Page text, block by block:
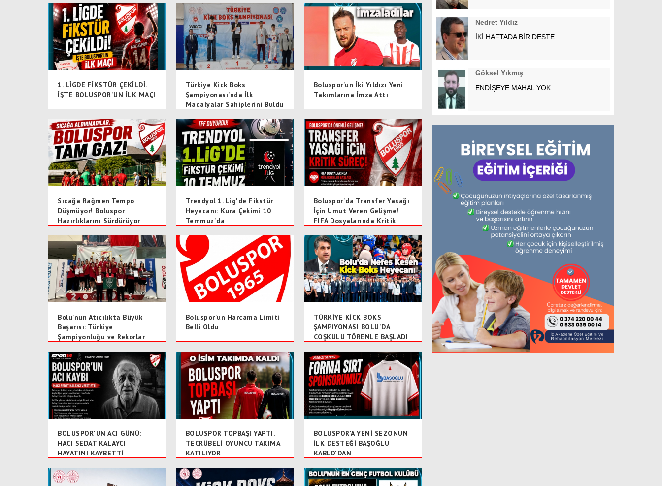
1. LİGDE FİKSTÜR ÇEKİLDİ.
İŞTE BOLUSPOR'UN İLK MAÇI
Türkiye Kick Boks
Şampiyonası'nda İlk
Madalyalar Sahiplerini Buldu
Boluspor'un İki Yıldızı Yeni
Takımlarına İmza Attı
Sıcağa Rağmen Tempo
Düşmüyor! Boluspor
Hazırlıklarını Sürdürüyor
Trendyol 1. Lig'de Fikstür
Heyecanı: Kura Çekimi 10
Temmuz'da
Boluspor'da Transfer Yasağı
İçin Umut Veren Gelişme!
FIFA Dosyalarında Kritik
Bolu'nun Atıcılıkta Büyük
Başarısı: Türkiye
Şampiyonluğu ve Rekorlar
Boluspor'un Harcama Limiti
Belli Oldu
TÜRKİYE KİCK BOKS
ŞAMPİYONASI BOLU'DA
COŞKULU TÖRENLE BAŞLADI
BOLUSPOR'UN ACI GÜNÜ:
HACI SEDAT KALAYCI
HAYATINI KAYBETTİ
BOLUSPOR TOPBAŞI YAPTI.
TECRÜBELİ OYUNCU TAKIMA
KATILIYOR
BOLUSPOR'A YENİ SEZONUN
İLK DESTEĞİ BAŞOĞLU
KABLO'DAN
Nedret Yıldız
İKİ HAFTADA BİR DESTE…
Göksel Yıkmış
ENDİŞEYE MAHAL YOK